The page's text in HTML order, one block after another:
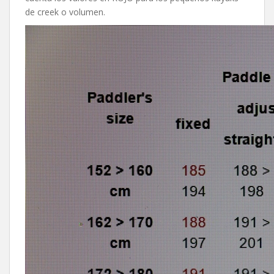
de creek o volumen.